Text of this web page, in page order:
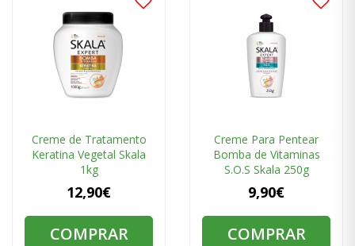
Creme de Tratamento
Keratina Vegetal Skala
1kg
12,90€
COMPRAR
Creme Para Pentear
Bomba de Vitaminas
S.O.S Skala 250g
9,90€
COMPRAR